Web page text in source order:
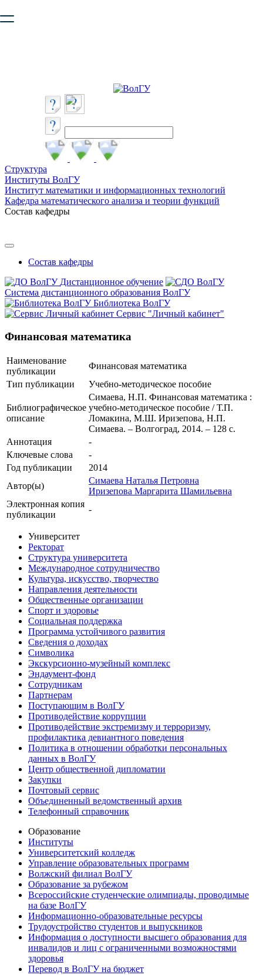
безопасную работу с сайтом. Пожалуйста
Структура
Институты ВолГУ
Институт математики и информационных технологий
Кафедра математического анализа и теории функций
Состав кафедры
Состав кафедры
Дистанционное обучение
Система дистанционного образования ВолГУ
Библиотека ВолГУ
Сервис "Личный кабинет"
Финансовая математика
Наименование
публикации
Финансовая математика
Тип публикации
Учебно-методическое пособие
Библиографическое
описание
Симаева, Н.П. Финансовая математика :
учебно-методическое пособие / Т.П.
Ломакина, М.Ш. Иризепова, Н.П.
Симаева. – Волгоград, 2014. – 128 с.
Аннотация
-
Ключевые cлова
-
Год публикации
2014
Автор(ы)
Симаева Наталья Петровна
Иризепова Маргарита Шамильевна
Электронная копия
публикации
-
Университет
Ректорат
Структура университета
Международное сотрудничество
Культура, искусство, творчество
Направления деятельности
Общественные организации
Спорт и здоровье
Социальная поддержка
Программа устойчивого развития
Сведения о доходах
Символика
Экскурсионно-музейный комплекс
Эндаумент-фонд
Сотрудникам
Партнерам
Поступающим в ВолГУ
Противодействие коррупции
Противодействие экстремизму и терроризму,
профилактика девиантного поведения
Политика в отношении обработки персональных
данных в ВолГУ
Центр общественной дипломатии
Закупки
Почтовый сервис
Объединенный ведомственный архив
Телефонный справочник
Образование
Институты
Университетский колледж
Управление образовательных программ
Волжский филиал ВолГУ
Образование за рубежом
Всероссийские студенческие олимпиады, проводимые
на базе ВолГУ
Информационно-образовательные ресурсы
Трудоустройство студентов и выпускников
Информация о доступности высшего образования для
инвалидов и лиц с ограниченными возможностями
здоровья
Перевод в ВолГУ на бюджет